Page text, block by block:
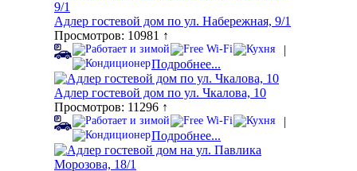
Адлер гостевой дом по ул. Набережная, 9/1
Просмотров: 10981 ↑
|
Подробнее...
Адлер гостевой дом по ул. Чкалова, 10
Просмотров: 11296 ↑
|
Подробнее...